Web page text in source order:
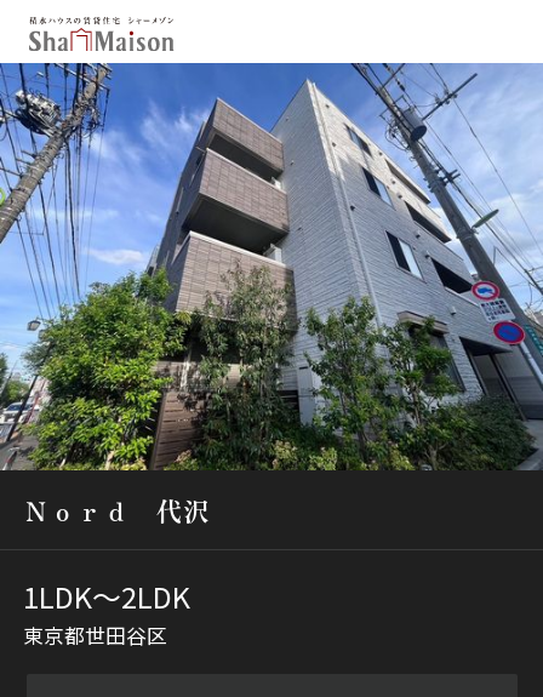
保存した条件
お気に入り
新着メール設定
最近見た物件
北海道 東北
関東
中部
関西
中国・四国
九州
市区郡・路線・駅から探す
通勤・通学時間から探す
地図から探す
人気のカテゴリから探す
Ｎｏｒｄ 代沢
1LDK〜2LDK
東京都世田谷区